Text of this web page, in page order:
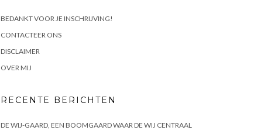
BEDANKT VOOR JE INSCHRIJVING!
CONTACTEER ONS
DISCLAIMER
OVER MIJ
RECENTE BERICHTEN
DE WIJ-GAARD, EEN BOOMGAARD WAAR DE WIJ CENTRAAL